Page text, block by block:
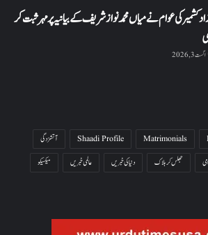
کشمیر کی عوام نے میاں محمد نواز شریف کے بیانیہ پر مہر ثبت کر
اگست 3, 2026
Matrimonials
Shaadi Profile
آتشزدگی
جھلس کر ہلاک دنیا کی خبریں عالمی خبریں
میکسیکو